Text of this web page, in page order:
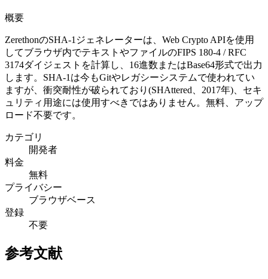
概要
ZerethonのSHA-1ジェネレーターは、Web Crypto APIを使用
してブラウザ内でテキストやファイルのFIPS 180-4 / RFC
3174ダイジェストを計算し、16進数またはBase64形式で出力
します。SHA-1は今もGitやレガシーシステムで使われてい
ますが、衝突耐性が破られており(SHAttered、2017年)、セキ
ュリティ用途には使用すべきではありません。無料、アップ
ロード不要です。
カテゴリ
開発者
料金
無料
プライバシー
ブラウザベース
登録
不要
参考文献